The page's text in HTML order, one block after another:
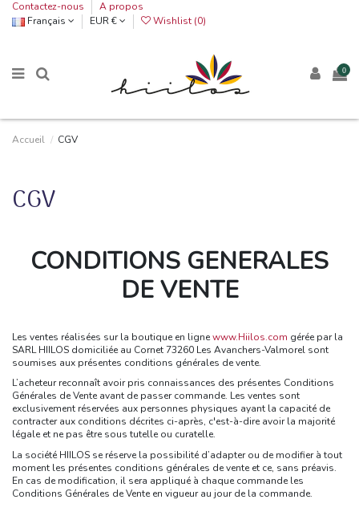
Contactez-nous
A propos
Français
EUR € Wishlist (0)
0
Accueil CGV
CGV
CONDITIONS GENERALES
DE VENTE
Les ventes réalisées sur la boutique en lignewww.Hiilos.com gérée par la
SARL HIILOS domiciliée au Cornet 73260 Les Avanchers-Valmorel sont
soumises aux présentes conditions générales de vente.
L’acheteur reconnaît avoir pris connaissances des présentes Conditions
Générales de Vente avant de passer commande. Les ventes sont
exclusivement réservées aux personnes physiques ayant la capacité de
contracter aux conditions décrites ci-après, c'est-à-dire avoir la majorité
légale et ne pas être sous tutelle ou curatelle.
La société HIILOS se réserve la possibilité d’adapter ou de modifier à tout
moment les présentes conditions générales de vente et ce, sans préavis.
En cas de modification, il sera appliqué à chaque commande les
Conditions Générales de Vente en vigueur au jour de la commande.